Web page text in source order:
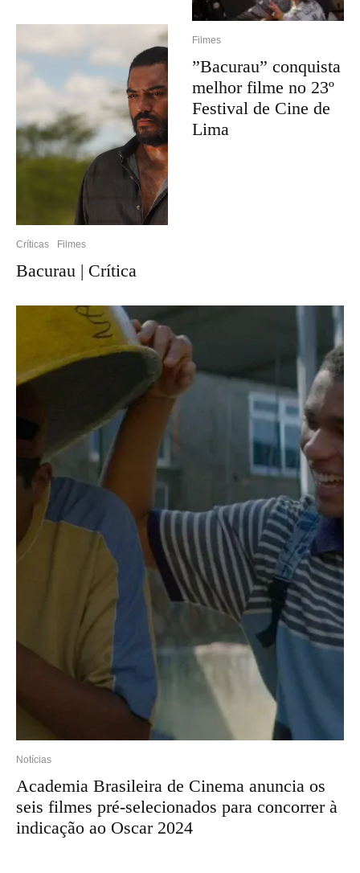
Críticas Filmes
Bacurau | Crítica
Filmes
”Bacurau” conquista
melhor filme no 23º
Festival de Cine de
Lima
Notícias
Academia Brasileira de Cinema anuncia os
seis filmes pré-selecionados para concorrer à
indicação ao Oscar 2024